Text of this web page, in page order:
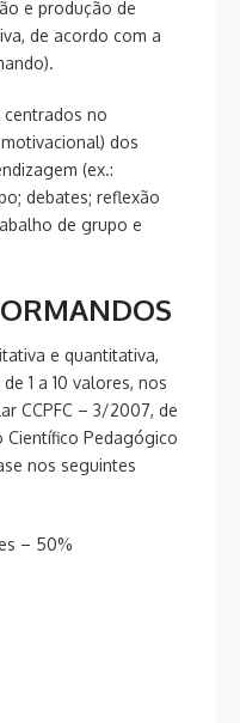
e produção de
de acordo com a
no
dos
(ex.:
debates; reflexão
de grupo e
e quantitativa,
1 a 10 valores, nos
CCPFC – 3/2007, de
Científico Pedagógico
nos seguintes
– 50%